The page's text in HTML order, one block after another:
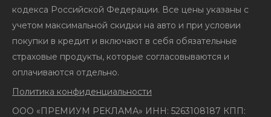
кодекса Российской Федерации. Все цены указаны с
учетом максимальной скидки на авто и при условии
покупки в кредит и включают в себя обязательные
страховые продукты, которые согласовываются и
оплачиваются отдельно.
Политика конфиденциальности
ООО «ПРЕМИУМ РЕКЛАМА» ИНН: 5263108187 КПП: